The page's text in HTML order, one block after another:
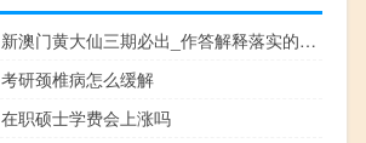
新澳门黄大仙三期必出_作答解释落实的民间信仰_安装版v365.774
考研颈椎病怎么缓解
在职硕士学费会上涨吗